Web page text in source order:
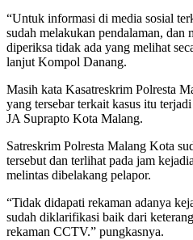
“Untuk informasi di media sosial
sudah melakukan pendalaman, dan
diperiksa tidak ada yang melihat
lanjut Kompol Danang.
Masih kata Kasatreskrim Polresta
yang tersebar terkait kasus itu
JA Suprapto Kota Malang.
Satreskrim Polresta Malang Kota
tersebut dan terlihat pada jam
melintas dibelakang pelapor.
“Tidak didapati rekaman adanya
sudah diklarifikasi baik dari
rekaman CCTV.” pungkasnya.